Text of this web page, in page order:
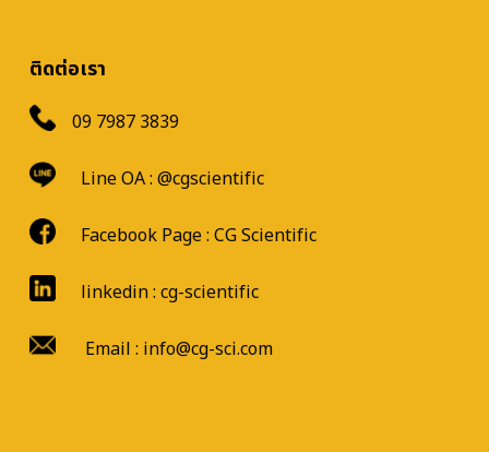
ติดต่อเรา
09 7987 3839
Line OA : @cgscientific
Facebook Page : CG Scientific
linkedin : cg-scientific
Email : info@cg-sci.com